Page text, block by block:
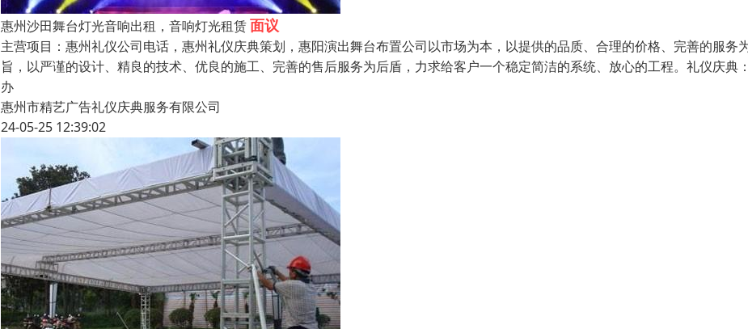
惠州沙田舞台灯光音响出租，音响灯光租赁面议
主营项目：惠州礼仪公司电话，惠州礼仪庆典策划，惠阳演出舞台布置公司以市场为本，以提供的品质、合理的价格、完善的服务
旨，以严谨的设计、精良的技术、优良的施工、完善的售后服务为后盾，力求给客户一个稳定简洁的系统、放心的工程。礼仪庆典
办
惠州市精艺广告礼仪庆典服务有限公司
24-05-25 12:39:02